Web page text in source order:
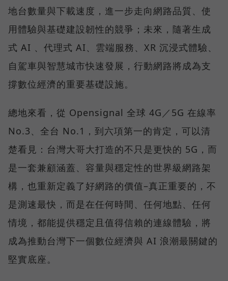
地台數量與下載速度，進一步走向網路品質、使
用體驗與基礎建設韌性的競爭；未來，隨著生成
式 AI 、代理式 AI、雲端服務、XR 沉浸式體驗、
自駕車與智慧城市快速發展，行動網路將成為支
撐數位經濟的重要基礎設施。
總地來看，從 Opensignal 全球 4G／5G 在線率
No.3、全台 No.1，到六項第一的肯定，可以清
楚看見：台灣大哥大打造的不只是更快的 5G，而
是一套兼顧涵蓋、容量與穩定性的世界級網路架
構，也重新定義了好網路的價值–真正重要的，不
是測速最快，而是在任何時間、任何地點、任何
情境，都能提供穩定且值得信賴的連線體驗，將
成為推動台灣下一個數位經濟與 AI 浪潮最關鍵的
堅實底座。